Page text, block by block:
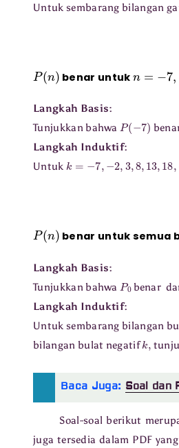
Untuk sembarang bilangan
P( n)
benar untuk
,−
Langkah Basis:
Tunjukkan bahwaP(− 7)
Langkah Induktif:
Untuk k −2 ,8 ,13,18 ,⋯,
P( n)
benar untuk semua
Langkah Basis:
Tunjukkan bahwaP0benar
Langkah Induktif:
Untuk sembarang bilangan
bilangan bulat negatifk
Baca Juga: Soal dan
Soal-soal berikut
juga tersedia dalam PDF